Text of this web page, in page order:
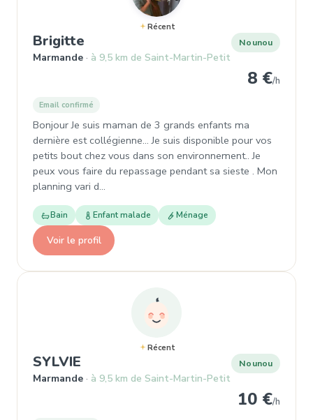
Récent
Brigitte
Marmande à 9,5 km de Saint-Martin-Petit
Nounou
8 €/h
Email confirmé
Bonjour Je suis maman de 3 grands enfants ma
dernière est collégienne... Je suis disponible pour vos
petits bout chez vous dans son environnement.. Je
peux vous faire du repassage pendant sa sieste . Mon
planning vari d…
Bain Enfant malade Ménage
Voir le profil
Récent
SYLVIE
Marmande à 9,5 km de Saint-Martin-Petit
Nounou
10 €/h